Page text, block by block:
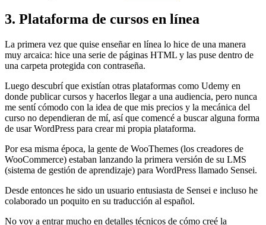
3. Plataforma de cursos en línea
La primera vez que quise enseñar en línea lo hice de una manera
muy arcaica: hice una serie de páginas HTML y las puse dentro de
una carpeta protegida con contraseña.
Luego descubrí que existían otras plataformas como Udemy en
donde publicar cursos y hacerlos llegar a una audiencia, pero nunca
me sentí cómodo con la idea de que mis precios y la mecánica del
curso no dependieran de mí, así que comencé a buscar alguna forma
de usar WordPress para crear mi propia plataforma.
Por esa misma época, la gente de WooThemes (los creadores de
WooCommerce) estaban lanzando la primera versión de su LMS
(sistema de gestión de aprendizaje) para WordPress llamado Sensei.
Desde entonces he sido un usuario entusiasta de Sensei e incluso he
colaborado un poquito en su traducción al español.
No voy a entrar mucho en detalles técnicos de cómo creé la